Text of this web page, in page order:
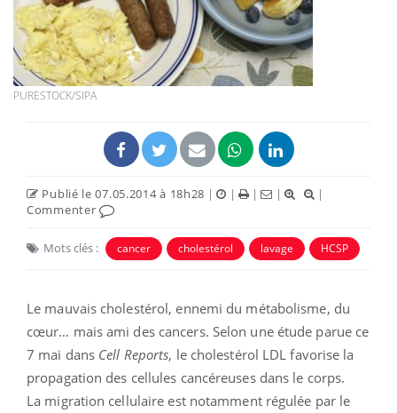
PURESTOCK/SIPA
Publié le 07.05.2014 à 18h28 | | | |
|
Commenter
Mots clés : cancer cholestérol lavage HCSP
Le mauvais cholestérol, ennemi du métabolisme, du
cœur… mais ami des cancers. Selon une étude parue ce
7 mai dans Cell Reports, le cholestérol LDL favorise la
propagation des cellules cancéreuses dans le corps.
La migration cellulaire est notamment régulée par le